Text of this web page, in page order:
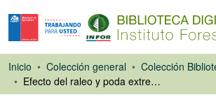
Inicio Colección general
Colección
Efecto del raleo y poda extrema en plantaciones de pino radiata, Fundo Jauja, Novena Región